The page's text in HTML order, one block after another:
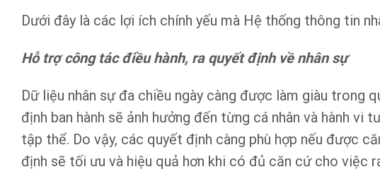
Dưới đây là các lợi ích chính yếu mà Hệ thống thông tin
Hỗ trợ công tác điều hành, ra quyết định về nhân sự
Dữ liệu nhân sự đa chiều ngày càng được làm giàu trong
định ban hành sẽ ảnh hưởng đến từng cá nhân và hành vi
tập thể. Do vậy, các quyết định càng phù hợp nếu được
định sẽ tối ưu và hiệu quả hơn khi có đủ căn cứ cho việc